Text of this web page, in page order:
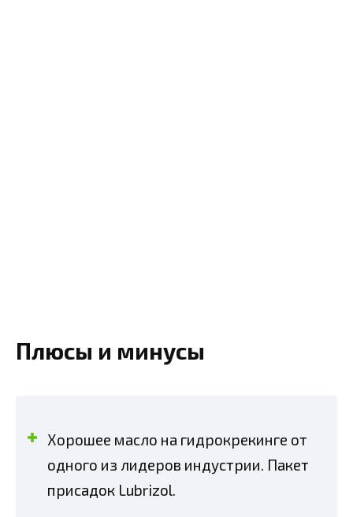
Плюсы и минусы
Хорошее масло на гидрокрекинге от
одного из лидеров индустрии. Пакет
присадок Lubrizol.